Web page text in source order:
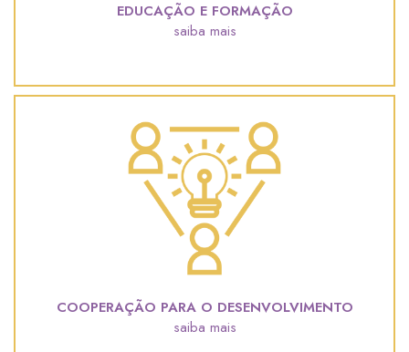
EDUCAÇÃO E FORMAÇÃO
saiba mais
COOPERAÇÃO PARA O DESENVOLVIMENTO
saiba mais